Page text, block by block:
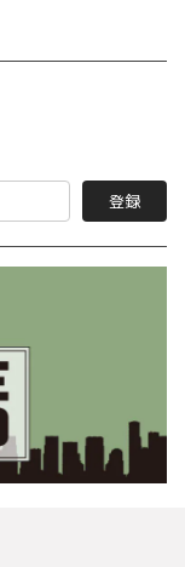
登録